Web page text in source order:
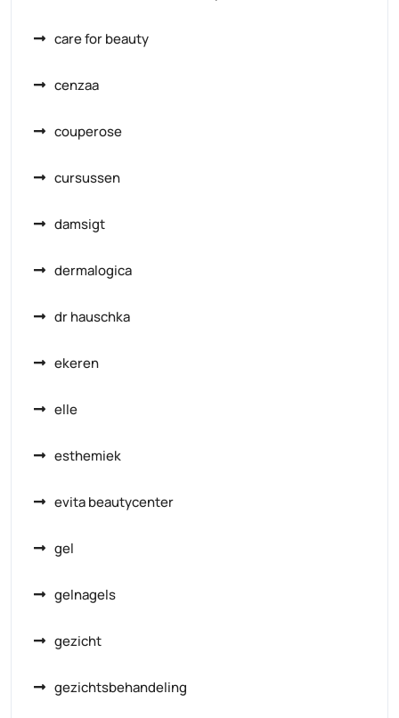
care for beauty
cenzaa
couperose
cursussen
damsigt
dermalogica
dr hauschka
ekeren
elle
esthemiek
evita beautycenter
gel
gelnagels
gezicht
gezichtsbehandeling